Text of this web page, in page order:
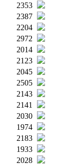
2353
2387
2204
2972
2014
2123
2045
2505
2143
2141
2030
1974
2183
1933
2028